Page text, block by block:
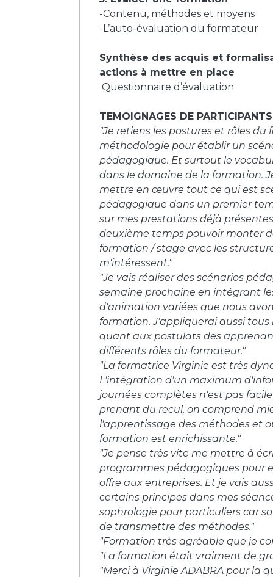
-Contenu, méthodes et moyens
-L’auto-évaluation du formateur
Synthèse des acquis et
actions à mettre en place
Questionnaire d’évaluation
TEMOIGNAGES DE PARTICIPANTS
"Je retiens les postures et rôles du
méthodologie pour établir un
pédagogique. Et surtout le
dans le domaine de la formation.
mettre en œuvre tout ce qui est
pédagogique dans un premier
sur mes prestations déjà
deuxième temps pouvoir monter
formation / stage avec les
m'intéressent."
"Je vais réaliser des scénarios
semaine prochaine en intégrant
d'animation variées que nous
formation. J'appliquerai aussi tous
quant aux postulats des
différents rôles du formateur."
"La formatrice Virginie est très
L'intégration d'un maximum
journées complètes n'est pas
prenant du recul, on comprend
l'apprentissage des méthodes et
formation est enrichissante."
"Je pense très vite me mettre à
programmes pédagogiques pour
offre aux entreprises. Et je vais
certains principes dans mes
sophrologie pour particuliers car
de transmettre des méthodes."
"Formation très agréable que je
"La formation était vraiment de
"Merci à Virginie ADABRA pour la